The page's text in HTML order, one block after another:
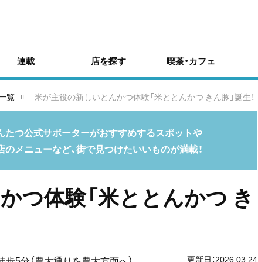
連載 店を探す 喫茶・カフェ
覧 米が主役の新しいとんかつ体験「米ととんかつ きん豚」誕生！
たつ公式サポーターがおすすめするスポットや
のメニューなど、街で見つけたいいものが満載！
つ体験「米ととんかつ き
更新日：2026.03.24